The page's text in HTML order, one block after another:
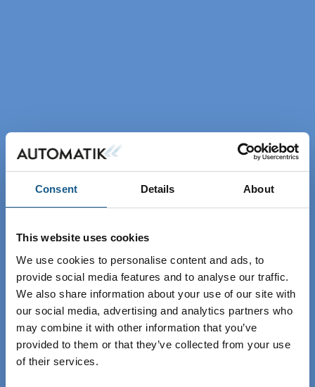
Consent Details About
This website uses cookies
We use cookies to personalise content and ads, to
provide social media features and to analyse our traffic.
We also share information about your use of our site with
our social media, advertising and analytics partners who
may combine it with other information that you’ve
provided to them or that they’ve collected from your use
of their services.